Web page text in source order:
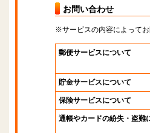
お問い合わせ
※サービスの内容によって
郵便サービスについて
貯金サービスについて
保険サービスについて
通帳やカードの紛失・盗難